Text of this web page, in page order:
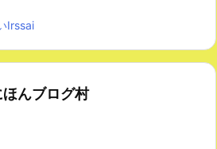
Irssai
ほんブログ村